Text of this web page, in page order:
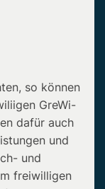
so können
GreWi-
dafür auch
und
und
freiwilligen